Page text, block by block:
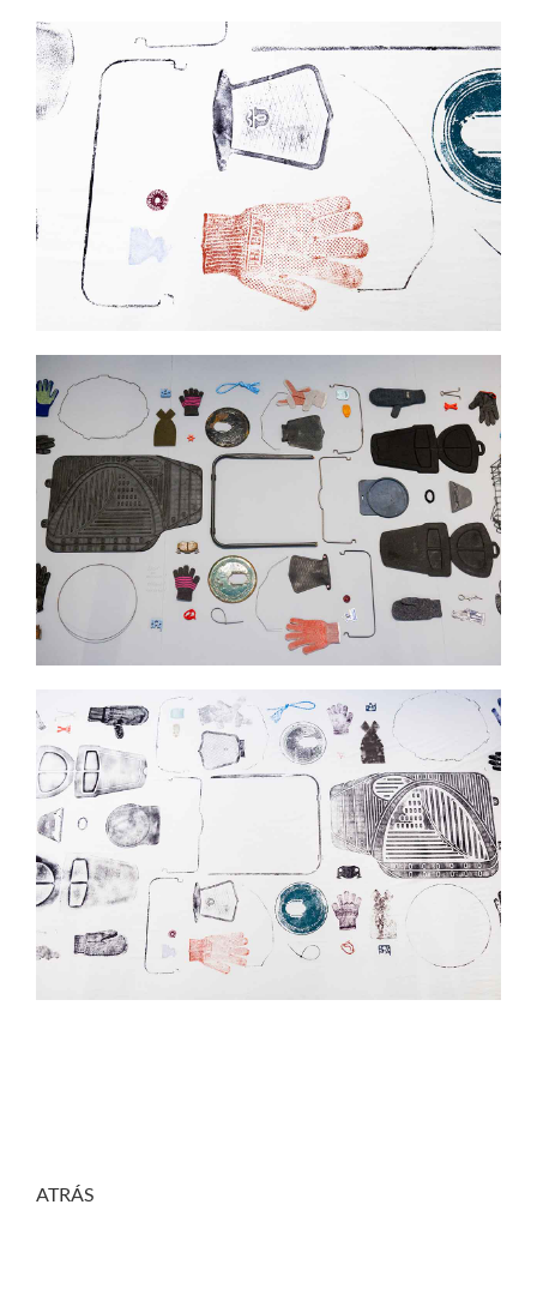
ATRÁS